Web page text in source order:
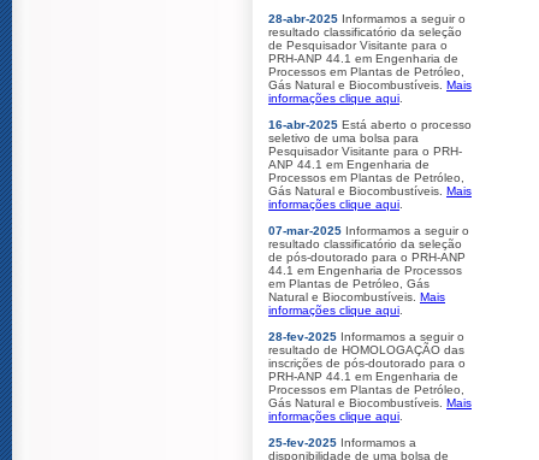
28-abr-2025 Informamos a seguir o
resultado classificatório da seleção
de Pesquisador Visitante para o
PRH-ANP 44.1 em Engenharia de
Processos em Plantas de Petróleo,
Gás Natural e Biocombustíveis. Mais
informações clique aqui
16-abr-2025 Está aberto o processo
seletivo de uma bolsa para
Pesquisador Visitante para o PRH-
ANP 44.1 em Engenharia de
Processos em Plantas de Petróleo,
Gás Natural e Biocombustíveis. Mais
informações clique aqui
07-mar-2025 Informamos a seguir o
resultado classificatório da seleção
de pós-doutorado para o PRH-ANP
44.1 em Engenharia de Processos
em Plantas de Petróleo, Gás
Natural e Biocombustíveis. Mais
informações clique aqui
28-fev-2025 Informamos a seguir o
resultado de HOMOLOGAÇÃO das
inscrições de pós-doutorado para o
PRH-ANP 44.1 em Engenharia de
Processos em Plantas de Petróleo,
Gás Natural e Biocombustíveis. Mais
informações clique aqui
25-fev-2025 Informamos a
disponibilidade de uma bolsa de